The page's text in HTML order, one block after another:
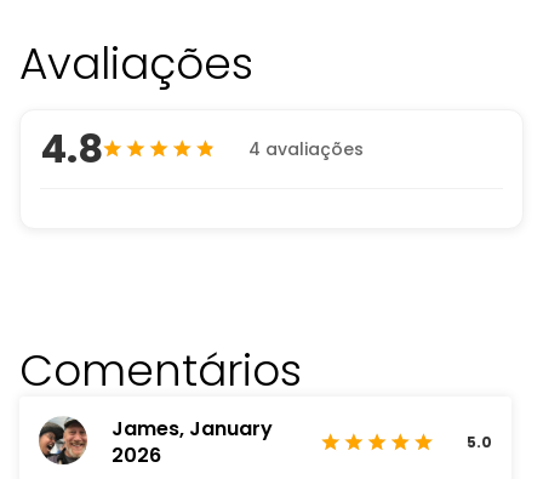
Avaliações
4.8 4 avaliações
Comentários
James, January
2026
5.0